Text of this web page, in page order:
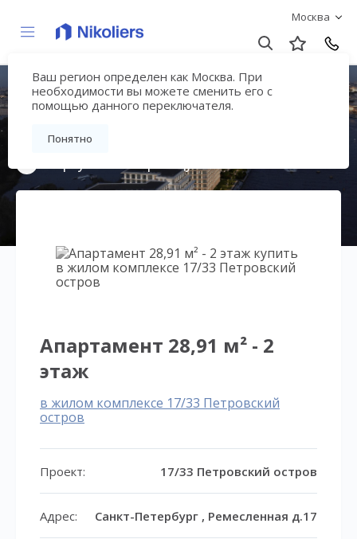
Москва
Ваш регион определен как Москва. При
необходимости вы можете сменить его с
помощью данного переключателя.
Понятно
17/33 Петровский
остров
Апартамент 28,91 м² - 2
этаж
в жилом комплексе 17/33 Петровский
остров
Проект: 17/33 Петровский остров
Адрес: Санкт-Петербург , Ремесленная д.17